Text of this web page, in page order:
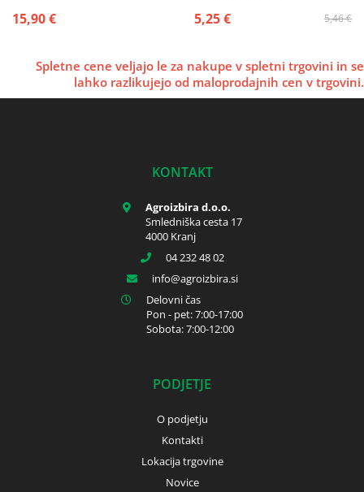
15,90 € 5,46 €
5,25 €
Spletne cene veljajo le za nakupe v spletni trgovini in se
lahko razlikujejo od maloprodajnih cen v trgovini.
KONTAKT
Agroizbira d.o.o.
Smledniška cesta 17
4000 Kranj
04 232 48 02
info
agroizbira.si
Delovni čas
Pon - pet: 7:00-17:00
Sobota: 7:00-12:00
PODJETJE
O podjetju
Kontakti
Lokacija trgovine
Novice